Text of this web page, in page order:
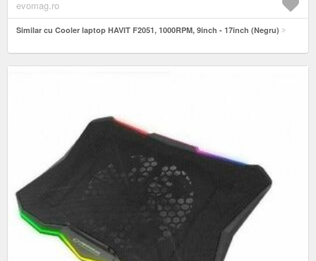
evomag.ro
Similar cu Cooler laptop HAVIT F2051, 1000RPM, 9inch - 17inch (Negru)